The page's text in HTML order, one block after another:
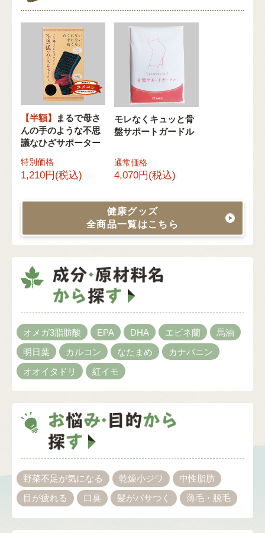
【半額】
まるで母さ
んの手のような不思
議なひざサポーター
特別価格
1,210円(税込)
モレなくキュッと骨
盤サポートガードル
通常価格
4,070円(税込)
健康グッズ
全商品一覧はこちら
オメガ3脂肪酸 EPA DHA エビネ蘭
馬油
明日葉
カルコン なたまめ
カナバニン
オオイタドリ
紅イモ
野菜不足が気になる 乾燥小ジワ
中性脂肪
目が疲れる
口臭 髪がパサつく 薄毛・脱毛